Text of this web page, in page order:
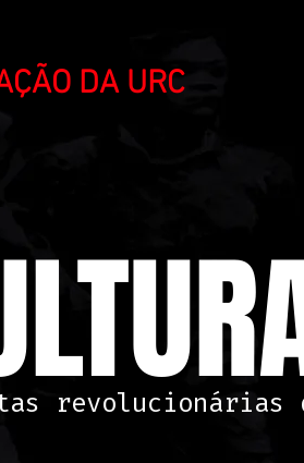
DA URC
revolucionárias